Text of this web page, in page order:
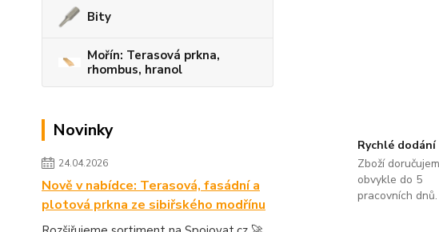
Bity
Mořín: Terasová prkna,
rhombus, hranol
Novinky
24.04.2026
Nově v nabídce: Terasová, fasádní a
plotová prkna ze sibiřského modřínu
Rychlé dodání
Zboží
obvykle do 5
pracovních dnů.